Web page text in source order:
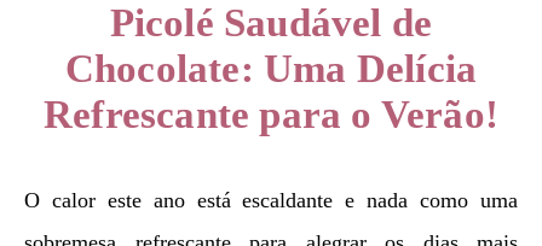
Picolé Saudável de
Chocolate: Uma Delícia
Refrescante para o Verão!
O calor este ano está escaldante e nada como uma